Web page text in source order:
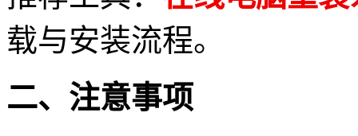
载与安装流程。
二、注意事项